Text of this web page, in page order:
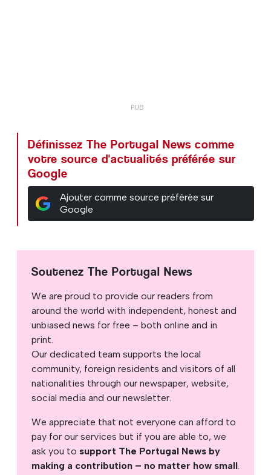
Définissez The Portugal News comme
votre source d'actualités préférée sur
Google
Ajouter comme source préférée sur
Google
Soutenez The Portugal News
We are proud to provide our readers from
around the world with independent, honest and
unbiased news for free – both online and in
print.
Our dedicated team supports the local
community, foreign residents and visitors of all
nationalities through our newspaper, website,
social media and our newsletter.
We appreciate that not everyone can afford to
pay for our services but if you are able to, we
ask you to support The Portugal News by
making a contribution – no matter how small.